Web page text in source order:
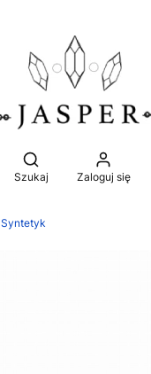
Otwórz wyszukiwarkę
Szukaj Zaloguj się
Syntetyk